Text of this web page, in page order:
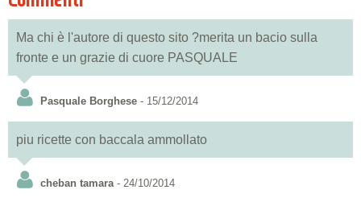
Ma chi è l'autore di questo sito ?merita un bacio sulla
fronte e un grazie di cuore PASQUALE
Pasquale Borghese - 15/12/2014
piu ricette con baccala ammollato
cheban tamara- 24/10/2014